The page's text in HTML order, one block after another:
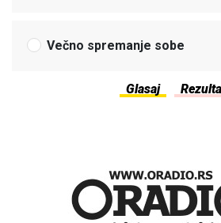
Večno spremanje sobe